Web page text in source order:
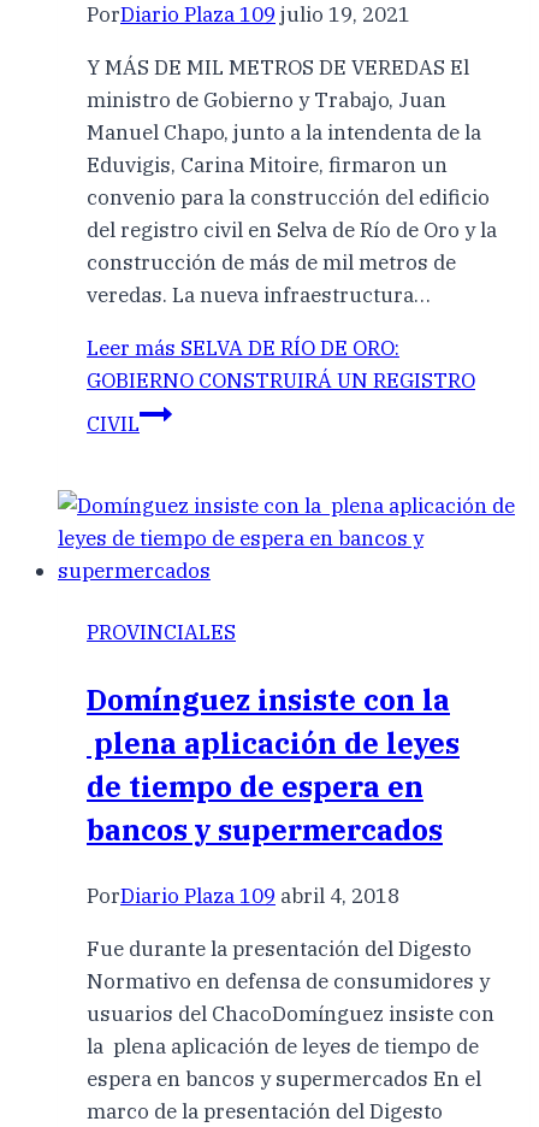
PorDiario Plaza 109 julio 19, 2021
Y MÁS DE MIL METROS DE VEREDAS El
ministro de Gobierno y Trabajo, Juan
Manuel Chapo, junto a la intendenta de la
Eduvigis, Carina Mitoire, firmaron un
convenio para la construcción del edificio
del registro civil en Selva de Río de Oro y la
construcción de más de mil metros de
veredas. La nueva infraestructura…
Leer más SELVA DE RÍO DE ORO:
GOBIERNO CONSTRUIRÁ UN REGISTRO
CIVIL
PROVINCIALES
Domínguez insiste con la
plena aplicación de leyes
de tiempo de espera en
bancos y supermercados
PorDiario Plaza 109 abril 4, 2018
Fue durante la presentación del Digesto
Normativo en defensa de consumidores y
usuarios del ChacoDomínguez insiste con
la plena aplicación de leyes de tiempo de
espera en bancos y supermercados En el
marco de la presentación del Digesto